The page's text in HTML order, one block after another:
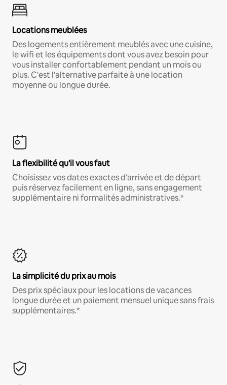
Locations meublées
Des logements entièrement meublés avec une cuisine,
le wifi et les équipements dont vous avez besoin pour
vous installer confortablement pendant un mois ou
plus. C'est l'alternative parfaite à une location
moyenne ou longue durée.
La flexibilité qu'il vous faut
Choisissez vos dates exactes d'arrivée et de départ
puis réservez facilement en ligne, sans engagement
supplémentaire ni formalités administratives.*
La simplicité du prix au mois
Des prix spéciaux pour les locations de vacances
longue durée et un paiement mensuel unique sans frais
supplémentaires.*